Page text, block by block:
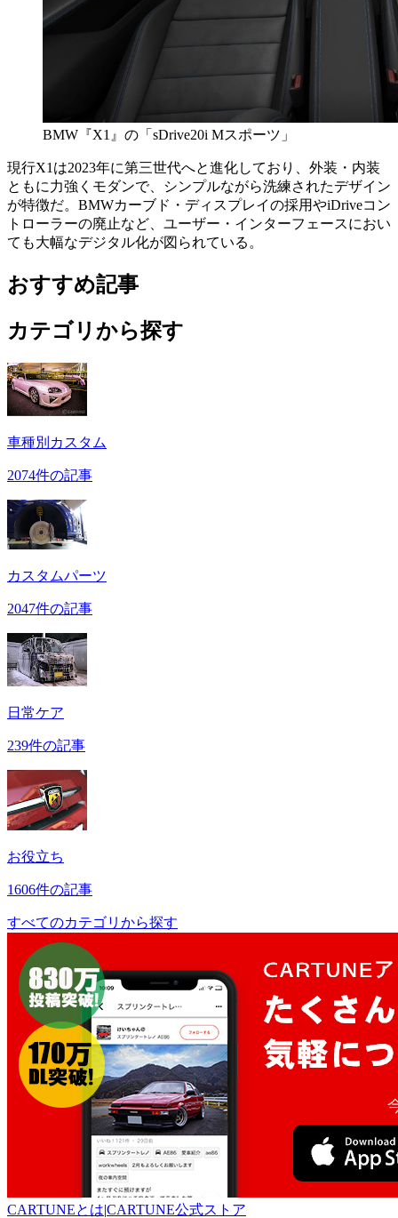
BMW『X1』の「sDrive20i Mスポーツ」
現行X1は2023年に第三世代へと進化しており、外装・内装
ともに力強くモダンで、シンプルながら洗練されたデザイン
が特徴だ。BMWカーブド・ディスプレイの採用やiDriveコン
トローラーの廃止など、ユーザー・インターフェースにおい
ても大幅なデジタル化が図られている。
おすすめ記事
カテゴリから探す
車種別カスタム
2074件の記事
カスタムパーツ
2047件の記事
日常ケア
239件の記事
お役立ち
1606件の記事
すべてのカテゴリから探す
CARTUNEとは|CARTUNE公式ストア